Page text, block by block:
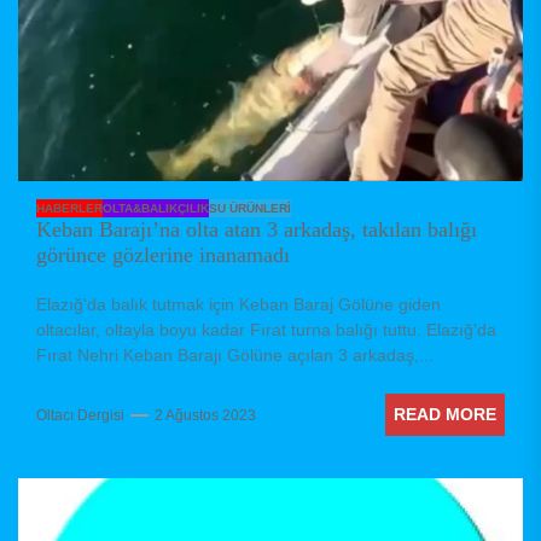
HABERLEROLTA&BALIKÇILIKSU ÜRÜNLERI
Keban Barajı’na olta atan 3 arkadaş, takılan balığı
görünce gözlerine inanamadı
Elazığ'da balık tutmak için Keban Baraj Gölüne giden
oltacılar, oltayla boyu kadar Fırat turna balığı tuttu. Elazığ'da
Fırat Nehri Keban Barajı Gölüne açılan 3 arkadaş,...
Oltacı Dergisi 2 Ağustos 2023 READ MORE